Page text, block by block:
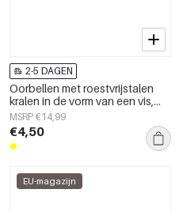
2-5 DAGEN
Oorbellen met roestvrijstalen
kralen in de vorm van een vis,
schattige en eenvoudige serie
voor dagelijks gebruik,
damessieraden
MSRP €14,99
€4,50
EU-magazijn